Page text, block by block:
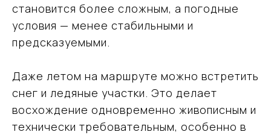
становится более сложным, а погодные
условия — менее стабильными и
предсказуемыми.
Даже летом на маршруте можно встретить
снег и ледяные участки. Это делает
восхождение одновременно живописным и
технически требовательным, особенно в